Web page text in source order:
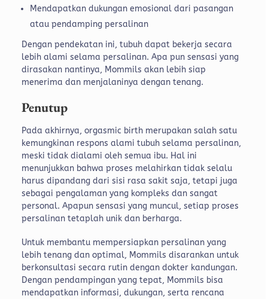
Mendapatkan dukungan emosional dari pasangan
atau pendamping persalinan
Dengan pendekatan ini, tubuh dapat bekerja secara
lebih alami selama persalinan. Apa pun sensasi yang
dirasakan nantinya, Mommils akan lebih siap
menerima dan menjalaninya dengan tenang.
Penutup
Pada akhirnya, orgasmic birth merupakan salah satu
kemungkinan respons alami tubuh selama persalinan,
meski tidak dialami oleh semua ibu. Hal ini
menunjukkan bahwa proses melahirkan tidak selalu
harus dipandang dari sisi rasa sakit saja, tetapi juga
sebagai pengalaman yang kompleks dan sangat
personal. Apapun sensasi yang muncul, setiap proses
persalinan tetaplah unik dan berharga.
Untuk membantu mempersiapkan persalinan yang
lebih tenang dan optimal, Mommils disarankan untuk
berkonsultasi secara rutin dengan dokter kandungan.
Dengan pendampingan yang tepat, Mommils bisa
mendapatkan informasi, dukungan, serta rencana